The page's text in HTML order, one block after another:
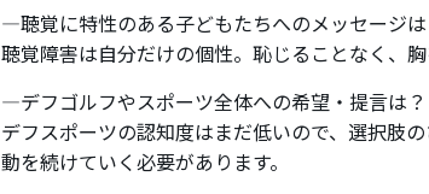
―聴覚に特性のある子どもたちへのメッセージは
聴覚障害は自分だけの個性。恥じることなく、
―デフゴルフやスポーツ全体への希望・提言は？
デフスポーツの認知度はまだ低いので、選択肢
動を続けていく必要があります。